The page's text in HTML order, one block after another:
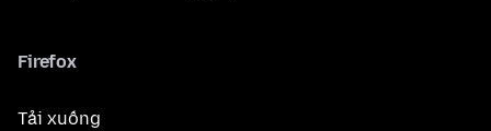
Firefox
Tải xuống